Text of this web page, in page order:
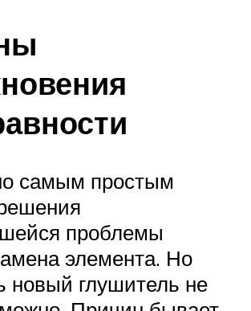
самым простым
проблемы
элемента. Но
новый глушитель не